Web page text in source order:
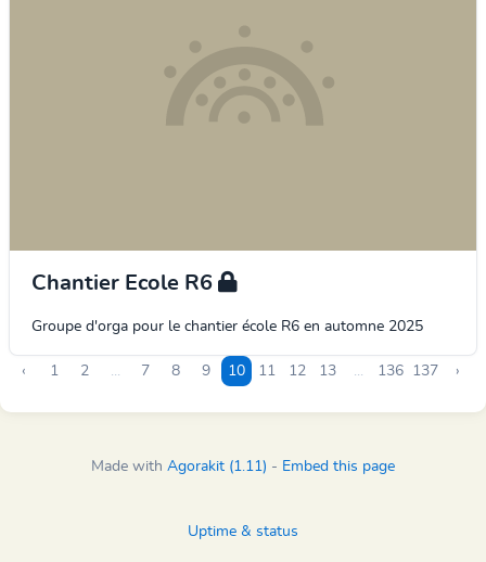
Chantier Ecole R6
Groupe d'orga pour le chantier école R6 en automne 2025
‹ 1 2 ... 7 8 9 10 11 12 13 ... 136 137 ›
Made with Agorakit (1.11) - Embed this page
Uptime & status